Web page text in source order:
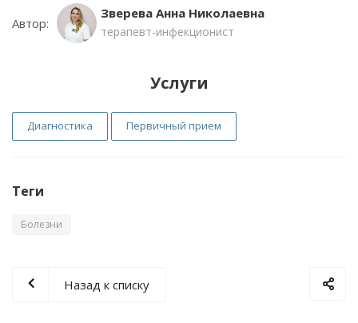
Автор:
Зверева Анна Николаевна
терапевт-инфекционист
Услуги
Диагностика Первичный прием
Теги
Болезни
Назад к списку